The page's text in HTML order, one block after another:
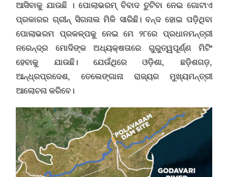
ଆସିବାକୁ ଯାଉଛି । ପୋଲାଭରମ୍ ବିବାଦ ତୁଟିବା ନେଇ ଗୋଟାଏ
ପ୍ରକାରର ଗ୍ରୀନ୍ ସିଗନାଲ ମିଳି ସାରିଛି। ବନ୍ଦ ହୋଇ ପଡ଼ିଥିବା
ପୋଲାଭରମ ପ୍ରକଳ୍ପକୁ ନେଇ ମେ ୨୮ରେ ପ୍ରଧାନମନ୍ତ୍ରୀ
ନରେନ୍ଦ୍ର ମୋଦିଙ୍କ ଅଧ୍ୟକ୍ଷତାରେ ଗୁରୁତ୍ୱପୂର୍ଣ୍ଣ ମିଟିଂ
ହେବାକୁ ଯାଉଛି। ଯେଉଁଥିରେ ଓଡ଼ିଶା, ଛଡ଼ିଶଗଡ଼,
ଆନ୍ଧ୍ରପ୍ରଦେଶ, ତେଲେଙ୍ଗାନା ରାଜ୍ୟର ମୁଖ୍ୟମନ୍ତ୍ରୀ
ଆଲୋଚନା କରିବେ।